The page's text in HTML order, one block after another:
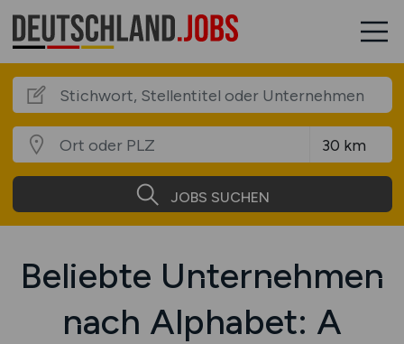
JOBS SUCHEN
Beliebte Unternehmen
nach Alphabet: A